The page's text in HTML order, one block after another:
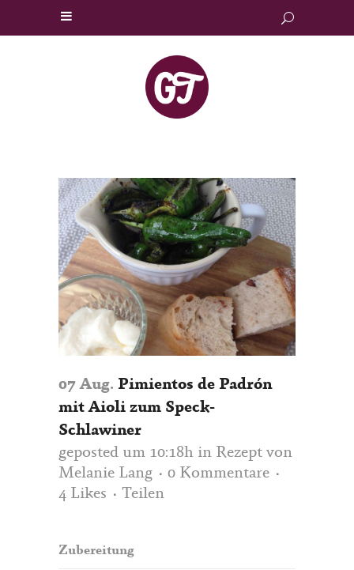
07 Aug. Pimientos de Padrón
mit Aioli zum Speck-
Schlawiner
geposted um 10:18h in Rezept von
Melanie Lang
0 Kommentare
4 Likes Teilen
Zubereitung